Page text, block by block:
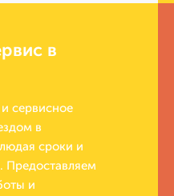
в
сервисное
в
сроки и
Предоставляем
и